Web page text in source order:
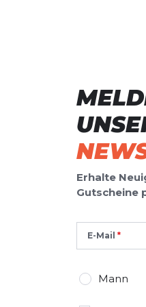
Erhalte
Gutscheine
E-Mail
Mann